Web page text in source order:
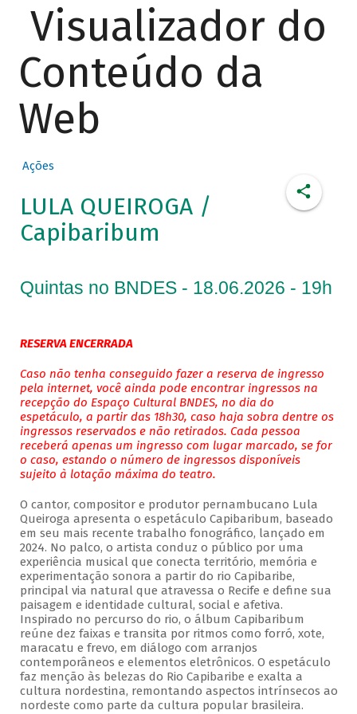
Visualizador do
Conteúdo da
Web
Ações
LULA QUEIROGA /
Capibaribum
Quintas no BNDES - 18.06.2026 - 19h
RESERVA ENCERRADA
Caso não tenha conseguido fazer a reserva de ingresso
pela internet, você ainda pode encontrar ingressos na
recepção do Espaço Cultural BNDES, no dia do
espetáculo, a partir das 18h30, caso haja sobra dentre os
ingressos reservados e não retirados. Cada pessoa
receberá apenas um ingresso com lugar marcado, se for
o caso, estando o número de ingressos disponíveis
sujeito à lotação máxima do teatro.
O cantor, compositor e produtor pernambucano Lula
Queiroga apresenta o espetáculo Capibaribum, baseado
em seu mais recente trabalho fonográfico, lançado em
2024. No palco, o artista conduz o público por uma
experiência musical que conecta território, memória e
experimentação sonora a partir do rio Capibaribe,
principal via natural que atravessa o Recife e define sua
paisagem e identidade cultural, social e afetiva.
Inspirado no percurso do rio, o álbum Capibaribum
reúne dez faixas e transita por ritmos como forró, xote,
maracatu e frevo, em diálogo com arranjos
contemporâneos e elementos eletrônicos. O espetáculo
faz menção às belezas do Rio Capibaribe e exalta a
cultura nordestina, remontando aspectos intrínsecos ao
nordeste como parte da cultura popular brasileira.